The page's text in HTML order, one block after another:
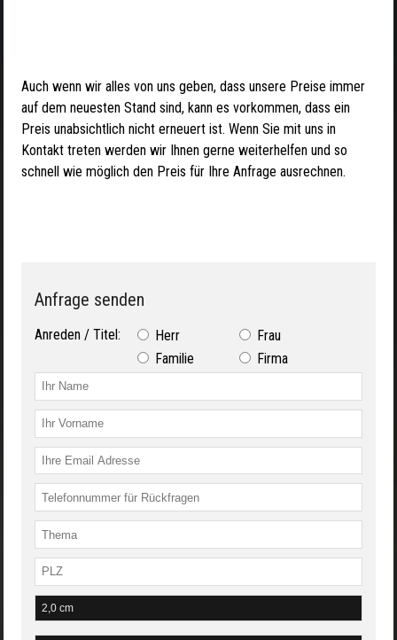
Auch wenn wir alles von uns geben, dass unsere Preise immer
auf dem neuesten Stand sind, kann es vorkommen, dass ein
Preis unabsichtlich nicht erneuert ist. Wenn Sie mit uns in
Kontakt treten werden wir Ihnen gerne weiterhelfen und so
schnell wie möglich den Preis für Ihre Anfrage ausrechnen.
Anfrage senden
Anreden / Titel: Herr
Frau
Familie
Firma